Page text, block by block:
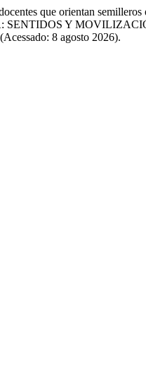
que orientan
SENTIDOS Y
8 agosto 2026).